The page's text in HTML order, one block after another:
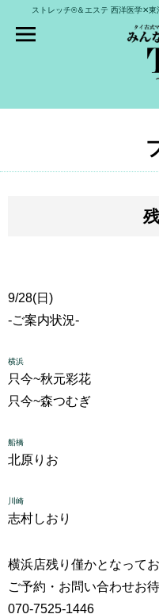
ストレッチ®＆エステ 西洋医学✕東
9/28(日)
-ご案内状況-
横浜
只今~秋元彩花
只今~森つむぎ
船橋
北原りお
川崎
志村しおり
横浜店残り僅かとなって
ご予約・お問い合わせお
070-7525-1446